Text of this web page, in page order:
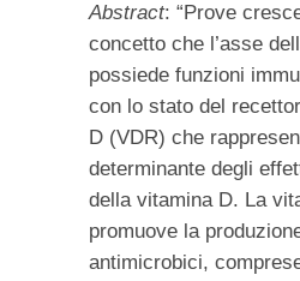
Abstract: “Prove
concetto che l’asse
possiede funzioni
con lo stato del
D (VDR) che
determinante degli
della vitamina D. La
promuove la
antimicrobici,